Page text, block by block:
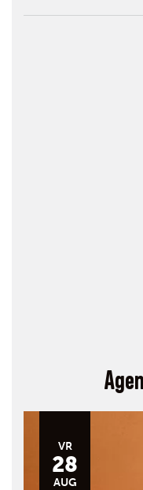
VR
28
AUG